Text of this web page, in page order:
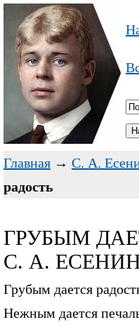
Главная → С. А.
радость
ГРУБЫМ
С. А.
Грубым дается
Нежным дается